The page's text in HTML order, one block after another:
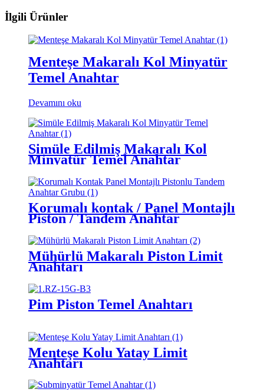
İlgili Ürünler
Menteşe Makaralı Kol Minyatür
Temel Anahtar
Devamını oku
Simüle Edilmiş Makaralı Kol
Minyatür Temel Anahtar
Korumalı kontak / Panel Montajlı
Piston / Tandem Anahtar
Mühürlü Makaralı Piston Limit
Anahtarı
Pim Piston Temel Anahtarı
Menteşe Kolu Yatay Limit
Anahtarı